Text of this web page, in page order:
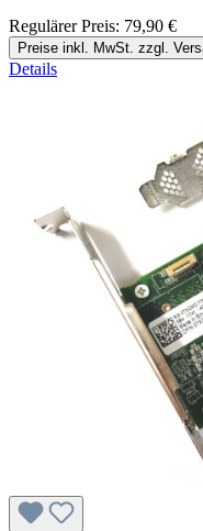
Regulärer Preis: 79,90 €
Preise inkl. MwSt. zzgl.
Details